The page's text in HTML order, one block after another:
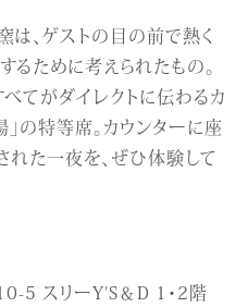
、ゲストの目の前で熱く
ために考えられたもの。
てがダイレクトに伝わるカ
」の特等席。カウンターに座
れた一夜を、ぜひ体験して
5 スリーY'S＆D 1・2階